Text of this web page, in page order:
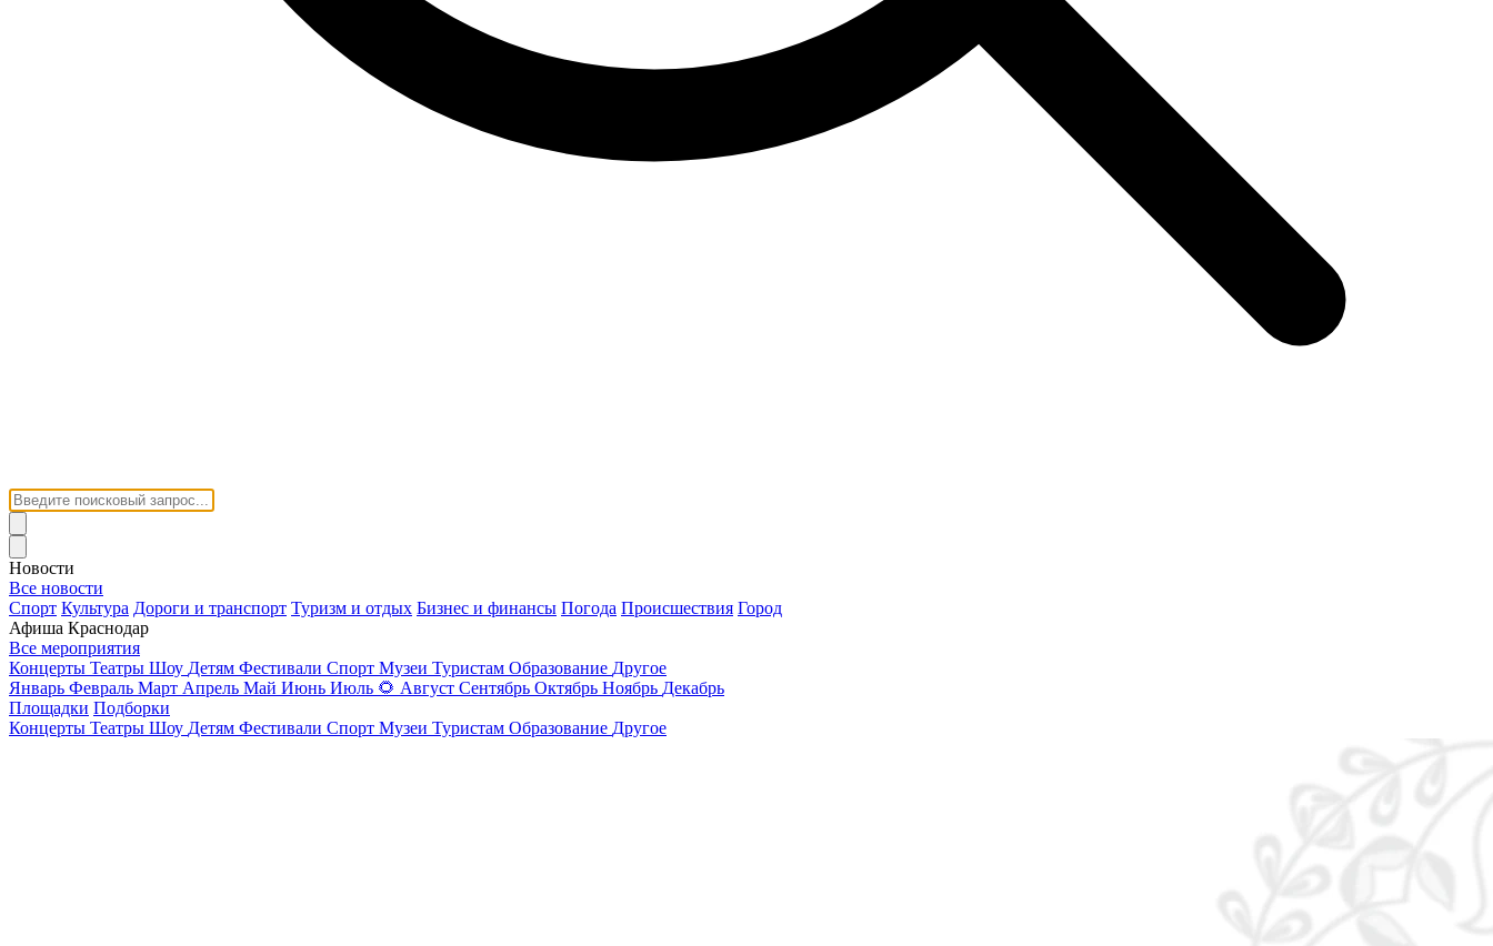
Новости
Все новости
Спорт Культура Дороги и транспорт Туризм и отдых Бизнес и финансы Погода Происшествия Город
Афиша Краснодар
Все мероприятия
Концерты Театры Шоу Детям Фестивали Спорт Музеи Туристам Образование Другое
Январь Февраль Март Апрель Май Июнь Июль 🌻 Август Сентябрь Октябрь Ноябрь Декабрь
Площадки Подборки
Концерты Театры Шоу Детям Фестивали Спорт Музеи Туристам Образование Другое